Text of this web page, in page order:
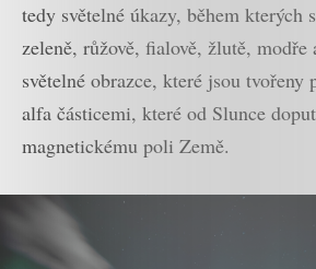
tedy světelné úkazy, během kterých
zeleně, růžově, fialově, žlutě, modře
světelné obrazce, které jsou tvořeny
alfa částicemi, které od Slunce
magnetickému poli Země.